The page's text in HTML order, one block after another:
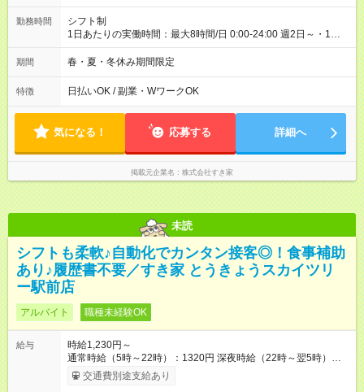
勤務時間
シフト制
1日あたりの実働時間：最大8時間/日 0:00-24:00 週2日～・1日
2h～OK ＜シフト例＞ 〇朝帯 5:00-9:00 〇昼帯 9:00-14:00 〇午
後帯 14:00-18:00 〇夜帯 18:00-22:00 〇深夜帯 22:00-翌5:00 基
ます♪
期間 春・夏・冬休み期間限定
特徴 日払いOK / 副業・WワークOK
気になる！ 応募する 詳細へ
掲載元企業名 株式会社すき家
未読
シフトも柔軟♪自動化でカンタン接客◎！食事補助
あり♪履歴書不要／すき家 とうきょうスカイツリ
ー駅前店
アルバイト 職種未経験OK
給与
時給1,230円～
通常時給（5時～22時）：1320円 深夜時給（22時～翌5時）：
1650円 高校生時給：1230円 【特別手当】早朝手当（5：00-9：
00）時給+150円 【試用期間】試用期間あり 試用期間の長さ：1
交通費別途支給あり